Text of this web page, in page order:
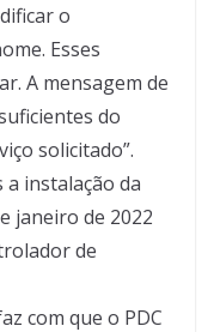
o
Esses
A mensagem de
do
solicitado”.
instalação da
janeiro de 2022
de
com que o PDC